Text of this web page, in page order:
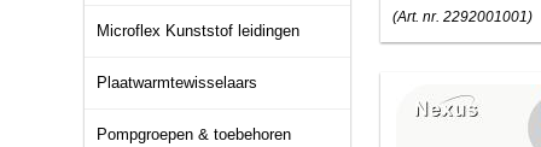
Microflex Kunststof leidingen
Plaatwarmtewisselaars
Pompgroepen & toebehoren
(Art. nr. 2292001001)